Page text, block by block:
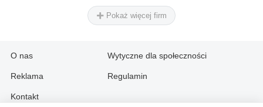
Pokaż więcej firm
O nas
Reklama
Kontakt
Wytyczne dla społeczności
Regulamin